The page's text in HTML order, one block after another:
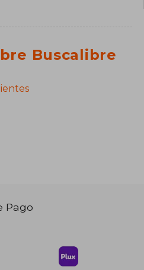
Buscalibre
Pago